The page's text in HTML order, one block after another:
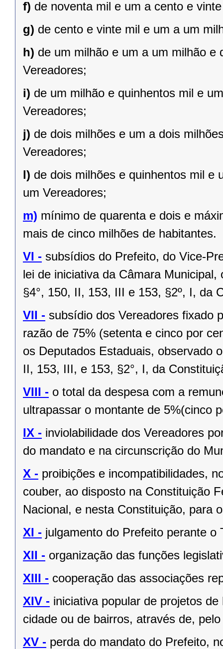
f) de noventa mil e um a cento e
g) de cento e vinte mil e um a um
h) de um milhão e um a um milhão e
Vereadores;
i) de um milhão e quinhentos mil e
Vereadores;
j) de dois milhões e um a dois
Vereadores;
l) de dois milhões e quinhentos mil e
um Vereadores;
m) mínimo de quarenta e dois e
mais de cinco milhões de habitantes.
VI - subsídios do Prefeito, do Vice-
lei de iniciativa da Câmara
§4°, 150, II, 153, III e 153, §2º, I, da
VII - subsídio dos Vereadores fixado
razão de 75% (setenta e cinco por
os Deputados Estaduais, observado
II, 153, III, e 153, §2°, I, da
VIII - o total da despesa com a
ultrapassar o montante de 5%(cinco
IX - inviolabilidade dos Vereadores
do mandato e na circunscrição do
X - proibições e incompatibilidades,
couber, ao disposto na Constituição
Nacional, e nesta Constituição, para
XI - julgamento do Prefeito perante o
XII - organização das funções
XIII - cooperação das associações
XIV - iniciativa popular de projetos
cidade ou de bairros, através de,
XV - perda do mandato do Prefeito,